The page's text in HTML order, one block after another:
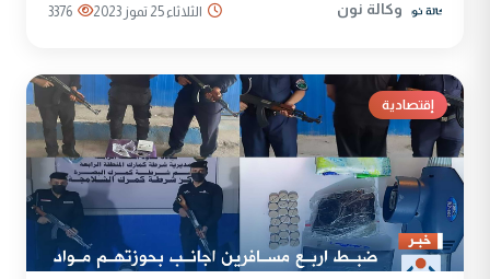
وكالة نون الثلاثاء 25 تموز 2023 3376
إقتصادية